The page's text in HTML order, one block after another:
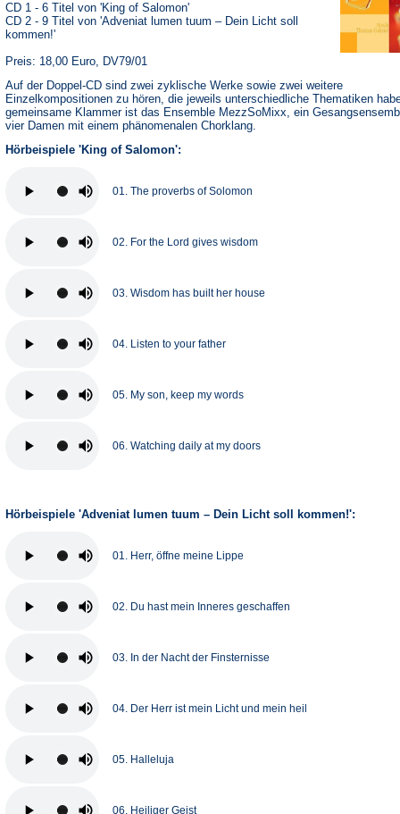
CD 1 - 6 Titel von 'King of Salomon'
CD 2 - 9 Titel von 'Adveniat lumen tuum – Dein Licht soll
kommen!'
Preis: 18,00 Euro, DV79/01
Auf der Doppel-CD sind zwei zyklische Werke sowie zwei weitere
Einzelkompositionen zu hören, die jeweils unterschiedliche Thematiken
gemeinsame Klammer ist das Ensemble MezzSoMixx, ein
vier Damen mit einem phänomenalen Chorklang.
Hörbeispiele 'King of Salomon':
01. The proverbs of Solomon
02. For the Lord gives wisdom
03. Wisdom has built her house
04. Listen to your father
05. My son, keep my words
06. Watching daily at my doors
Hörbeispiele 'Adveniat lumen tuum – Dein Licht soll kommen!':
01. Herr, öffne meine Lippe
02. Du hast mein Inneres geschaffen
03. In der Nacht der Finsternisse
04. Der Herr ist mein Licht und mein heil
05. Halleluja
06. Heiliger Geist